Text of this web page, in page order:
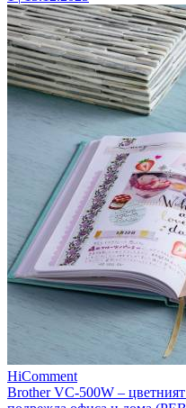
HiComment
Brother VC-500W –